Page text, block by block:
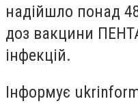
надійшло понад
доз вакцини
інфекцій.
Інформує